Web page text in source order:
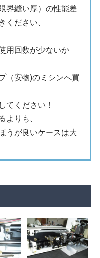
界縫い厚）の性能差
ください、
用回数が少ないか
（安物)のミシンへ買
てください！
よりも、
うが良いケースは大